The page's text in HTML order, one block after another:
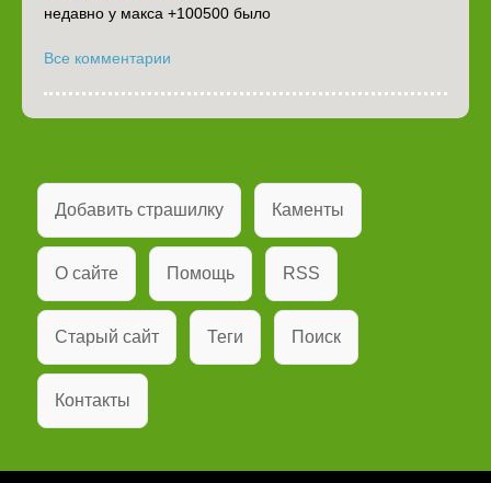
недавно у макса +100500 было
Все комментарии
Добавить страшилку Каменты
О сайте Помощь RSS
Старый сайт Теги Поиск
Контакты